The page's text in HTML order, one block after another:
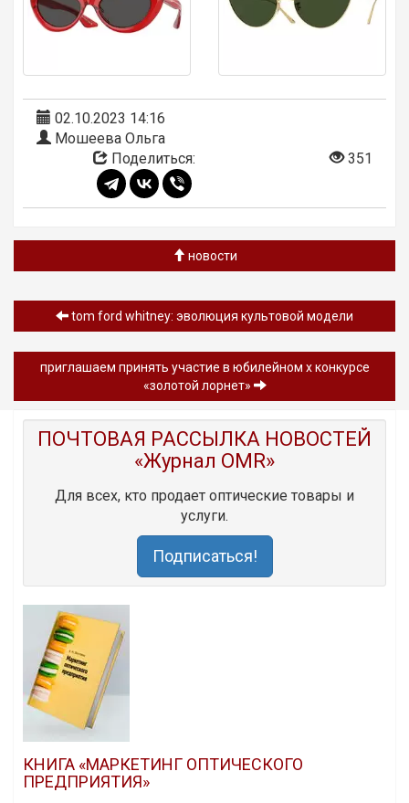
02.10.2023 14:16
Мошеева Ольга
Поделиться:
351
новости
tom ford whitney: эволюция культовой модели
приглашаем принять участие в юбилейном x конкурсе
«золотой лорнет»
ПОЧТОВАЯ РАССЫЛКА НОВОСТЕЙ
«Журнал OMR»
Для всех, кто продает оптические товары и
услуги.
Подписаться!
КНИГА «МАРКЕТИНГ ОПТИЧЕСКОГО
ПРЕДПРИЯТИЯ»